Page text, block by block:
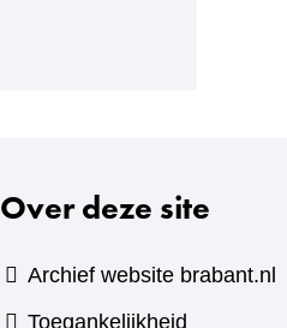
Over deze site
Archief website brabant.nl
Toegankelijkheid